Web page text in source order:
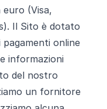
(Visa,
Il Sito è dotato
pagamenti online
informazioni
del nostro
un fornitore